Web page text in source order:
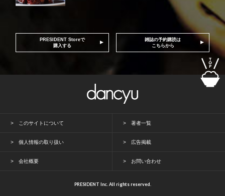
PRESIDENT Storeで
購入する
雑誌の予約購読は
こちらから
このサイトについて 著者一覧
個人情報の取り扱い 広告掲載
会社概要 お問い合わせ
PRESIDENT Inc. All rights reserved.